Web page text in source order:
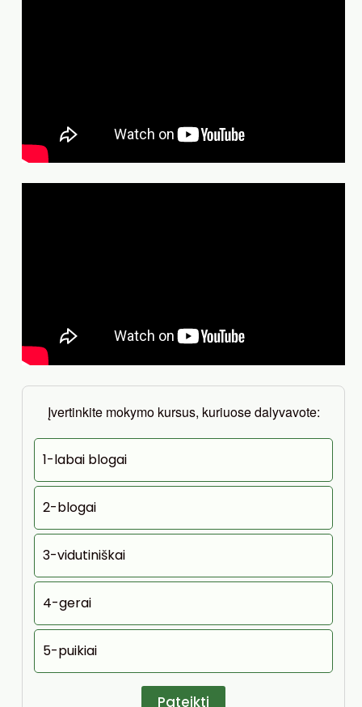
Įvertinkite mokymo kursus, kuriuose dalyvavote:
1-labai blogai
2-blogai
3-vidutiniškai
4-gerai
5-puikiai